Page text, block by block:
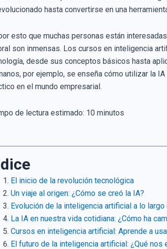
hasta convertirse en una
esto que muchas personas están
son inmensas. Los cursos en inteligencia
desde sus conceptos básicos hasta
por ejemplo, se enseña cómo utilizar la
en el mundo empresarial.
de lectura estimado: 10 minutos
El inicio de la revolución tecnológica
Un viaje al origen: ¿Cómo se creó la IA?
Evolución de la inteligencia artificial a lo
La IA en nuestra vida cotidiana: ¿Cómo ha
Cursos en inteligencia artificial: Aprende a
El futuro de la inteligencia artificial: ¿Qué nos